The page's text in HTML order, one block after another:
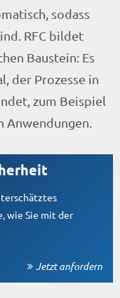
sodass
RFC bildet
Baustein: Es
der Prozesse in
zum Beispiel
Anwendungen.
wie Sie mit der
Jetzt anfordern